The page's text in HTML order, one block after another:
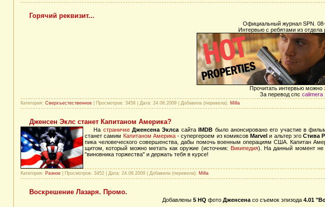
Горячий реквизит...
Официальный журнал SPN. 08-
Интервью с ребятами из отдела
Прочитать интервью можно
За перевод спс calimera
Категория: Сверхъестественное | Просмотров: 3458 | Дата: 24.08.2009 | Добавила (перевела): Milla
Дженсен Эклс станет Капитаном Америка?
На страничке Дженсена Эклса сайтаIMDB было анонсировано его участие в
станет самим Капитаном Америка- супергероем из комиксовMarvel и альтер эгоСтива
пика человеческого совершенства, дабы помочь военным операциям США. Капитан
щитом, который можно метать как оружие (источник: Википедия). На данный момент не
"виновника торжества" и держать тебя в курсе!
Категория: Разное | Просмотров: 3452 | Дата: 24.08.2009 | Добавила (перевела): Milla
Воскрешение Лазаря. Промо.
Добавлены 5 HQ фото Дженсена со съемок эпизода 4.01